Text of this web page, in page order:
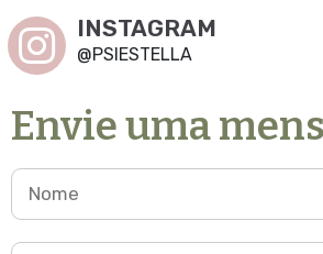
INSTAGRAM
@PSIESTELLA
Envie uma